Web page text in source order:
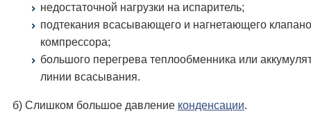
недостаточной нагрузки на испаритель;
подтекания всасывающего и нагнетающего
компрессора;
большого перегрева теплообменника или
линии всасывания.
б) Слишком большое давление конденсации.